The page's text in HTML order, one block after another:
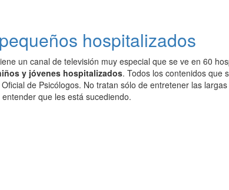
hospitalizados
un canal de televisión muy especial que se ve en 60
y jóvenes hospitalizados. Todos los contenidos que
de Psicólogos. No tratan sólo de entretener las
que les está sucediendo.